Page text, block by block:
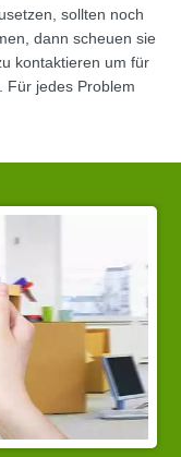
sollten noch
dann scheuen sie
kontaktieren um für
Für jedes Problem